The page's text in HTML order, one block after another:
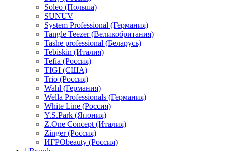
Soleo (Польша)
SUNUV
System Professional (Германия)
Tangle Teezer (Великобритания)
Tashe professional (Беларусь)
Tebiskin (Италия)
Tefia (Россия)
TIGI (США)
Trio (Россия)
Wahl (Германия)
Wella Professionals (Германия)
White Line (Россия)
Y.S.Park (Япония)
Z.One Concept (Италия)
Zinger (Россия)
ИГРОbeauty (Россия)